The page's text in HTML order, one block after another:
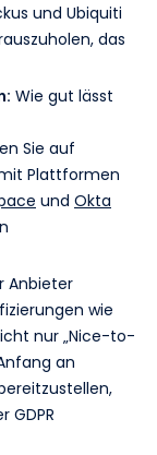
und Ubiquiti
das
Wie gut lässt
Sie auf
Plattformen
und Okta
Anbieter
wie
nur „Nice-to-
an
GDPR